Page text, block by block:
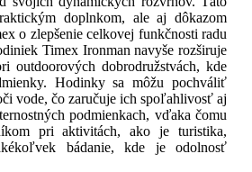
doplnkom, ale aj dôkazom
o zlepšenie celkovej funkčnosti radu
Timex Ironman navyše rozširuje
outdoorových dobrodružstvách, kde
Hodinky sa môžu pochváliť
vode, čo zaručuje ich spoľahlivosť aj
podmienkach, vďaka čomu
pri aktivitách, ako je turistika,
bádanie, kde je odolnosť